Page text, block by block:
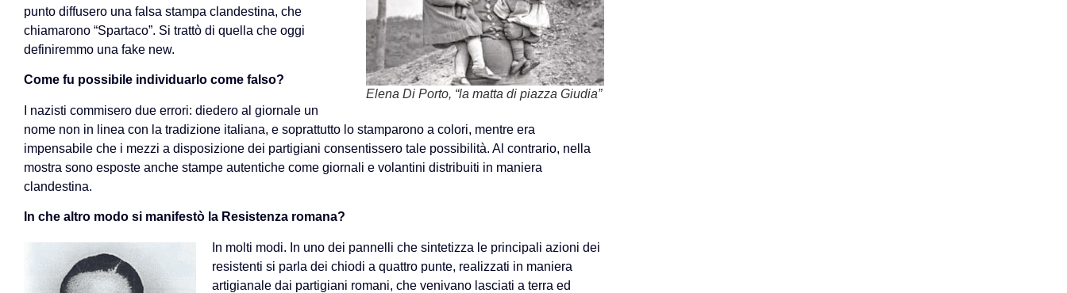
Elena Di Porto, “la matta di piazza Giudia”
punto diffusero una falsa stampa clandestina, che
chiamarono “Spartaco”. Si trattò di quella che oggi
definiremmo una fake new.
Come fu possibile individuarlo come falso?
I nazisti commisero due errori: diedero al giornale un
nome non in linea con la tradizione italiana, e soprattutto lo stamparono a colori, mentre era
impensabile che i mezzi a disposizione dei partigiani consentissero tale possibilità. Al contrario, nella
mostra sono esposte anche stampe autentiche come giornali e volantini distribuiti in maniera
clandestina.
In che altro modo si manifestò la Resistenza romana?
In molti modi. In uno dei pannelli che sintetizza le principali azioni dei
resistenti si parla dei chiodi a quattro punte, realizzati in maniera
artigianale dai partigiani romani, che venivano lasciati a terra ed